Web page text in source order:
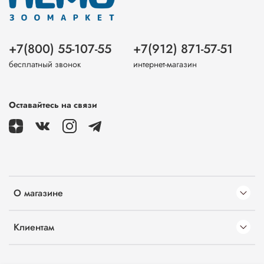
О магазине
Клиентам
+7(800) 55-107-55
бесплатный звонок
+7(912) 871-57-51
интернет-магазин
Оставайтесь на связи